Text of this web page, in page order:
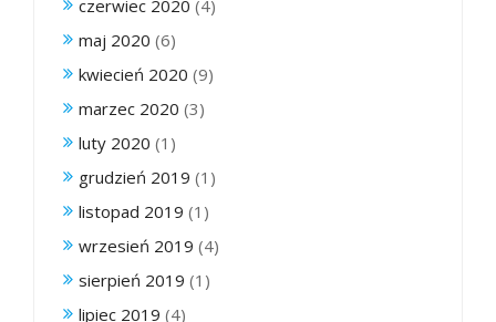
czerwiec 2020 (4)
maj 2020 (6)
kwiecień 2020 (9)
marzec 2020 (3)
luty 2020 (1)
grudzień 2019 (1)
listopad 2019 (1)
wrzesień 2019 (4)
sierpień 2019 (1)
lipiec 2019 (4)